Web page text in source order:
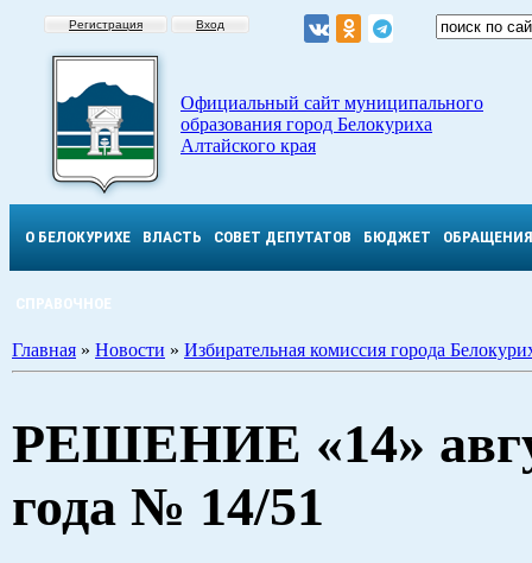
Регистрация Вход
Официальный сайт муниципального
образования город Белокуриха
Алтайского края
О БЕЛОКУРИХЕ ВЛАСТЬ СОВЕТ ДЕПУТАТОВ БЮДЖЕТ ОБРАЩЕНИЯ
СПРАВОЧНОЕ
Главная » Новости » Избирательная комиссия города
РЕШЕНИЕ «14»
года № 14/51